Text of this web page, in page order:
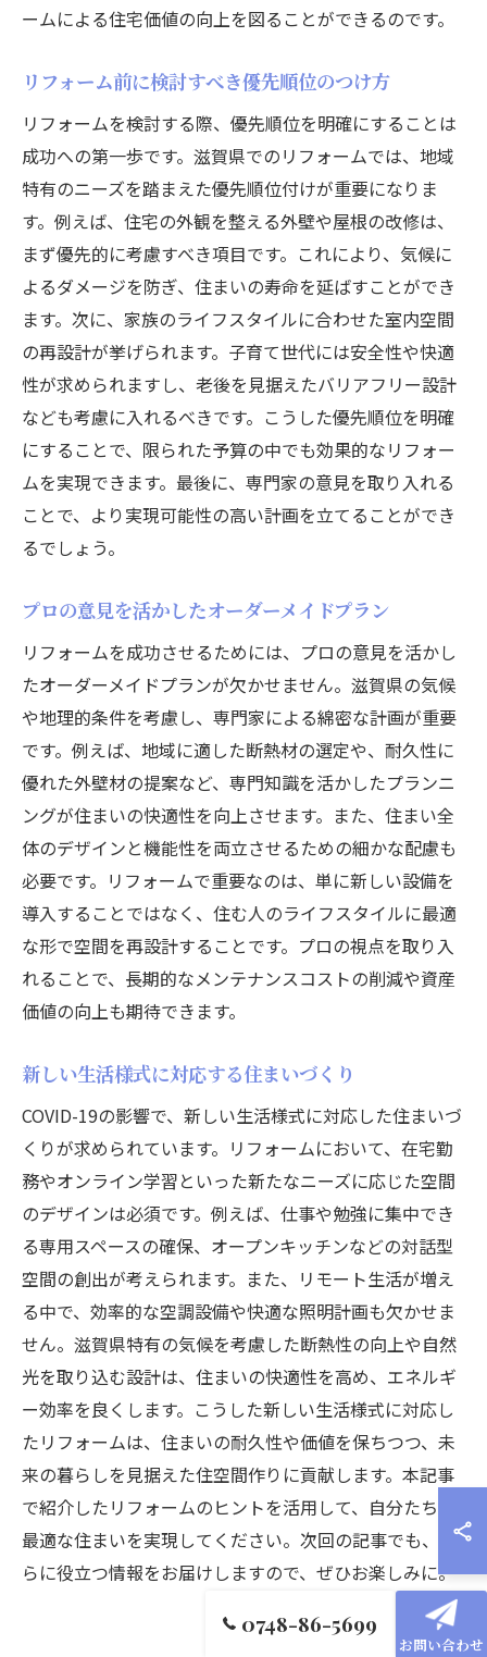
ームによる住宅価値の向上を図ることができるのです。
リフォーム前に検討すべき優先順位のつけ方
リフォームを検討する際、優先順位を明確にすることは
成功への第一歩です。滋賀県でのリフォームでは、地域
特有のニーズを踏まえた優先順位付けが重要になりま
す。例えば、住宅の外観を整える外壁や屋根の改修は、
まず優先的に考慮すべき項目です。これにより、気候に
よるダメージを防ぎ、住まいの寿命を延ばすことができ
ます。次に、家族のライフスタイルに合わせた室内空間
の再設計が挙げられます。子育て世代には安全性や快適
性が求められますし、老後を見据えたバリアフリー設計
なども考慮に入れるべきです。こうした優先順位を明確
にすることで、限られた予算の中でも効果的なリフォー
ムを実現できます。最後に、専門家の意見を取り入れる
ことで、より実現可能性の高い計画を立てることができ
るでしょう。
プロの意見を活かしたオーダーメイドプラン
リフォームを成功させるためには、プロの意見を活かし
たオーダーメイドプランが欠かせません。滋賀県の気候
や地理的条件を考慮し、専門家による綿密な計画が重要
です。例えば、地域に適した断熱材の選定や、耐久性に
優れた外壁材の提案など、専門知識を活かしたプランニ
ングが住まいの快適性を向上させます。また、住まい全
体のデザインと機能性を両立させるための細かな配慮も
必要です。リフォームで重要なのは、単に新しい設備を
導入することではなく、住む人のライフスタイルに最適
な形で空間を再設計することです。プロの視点を取り入
れることで、長期的なメンテナンスコストの削減や資産
価値の向上も期待できます。
新しい生活様式に対応する住まいづくり
COVID-19の影響で、新しい生活様式に対応した住まいづ
くりが求められています。リフォームにおいて、在宅勤
務やオンライン学習といった新たなニーズに応じた空間
のデザインは必須です。例えば、仕事や勉強に集中でき
る専用スペースの確保、オープンキッチンなどの対話型
空間の創出が考えられます。また、リモート生活が増え
る中で、効率的な空調設備や快適な照明計画も欠かせま
せん。滋賀県特有の気候を考慮した断熱性の向上や自然
光を取り込む設計は、住まいの快適性を高め、エネルギ
ー効率を良くします。こうした新しい生活様式に対応し
たリフォームは、住まいの耐久性や価値を保ちつつ、未
来の暮らしを見据えた住空間作りに貢献します。本記事
で紹介したリフォームのヒントを活用して、自分たちに
最適な住まいを実現してください。次回の記事でも、さ
らに役立つ情報をお届けしますので、ぜひお楽しみに。
0748-86-5699
お問い合わせ